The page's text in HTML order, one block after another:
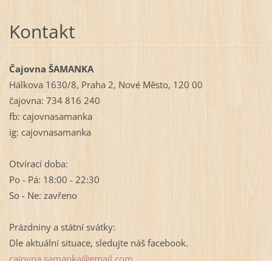
Kontakt
Čajovna ŠAMANKA
Hálkova 1630/8, Praha 2, Nové Město, 120 00
čajovna: 734 816 240
fb: cajovnasamanka
ig: cajovnasamanka
Otvírací doba:
Po - Pá: 18:00 - 22:30
So - Ne: zavřeno
Prázdniny a státní svátky:
Dle aktuální situace, sledujte náš facebook.
cajovna. samanka@gmail.com